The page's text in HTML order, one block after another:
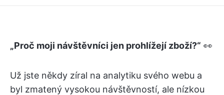
„Proč moji návštěvníci jen prohlížejí zboží?“ 👀
Už jste někdy zíral na analytiku svého webu a
byl zmatený vysokou návštěvností, ale nízkou